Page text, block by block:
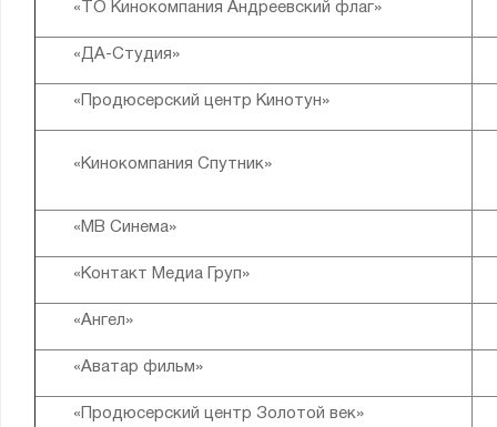
«ТО Кинокомпания Андреевский флаг»
«ДА-Студия»
«Продюсерский центр Кинотун»
«Кинокомпания Спутник»
«МВ Синема»
«Контакт Медиа Груп»
«Ангел»
«Аватар фильм»
«Продюсерский центр Золотой век»